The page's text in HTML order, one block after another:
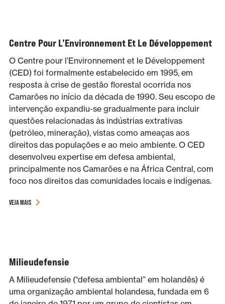
Centre Pour L’Environnement Et Le Développement
O Centre pour l’Environnement et le Développement
(CED) foi formalmente estabelecido em 1995, em
resposta à crise de gestão florestal ocorrida nos
Camarões no início da década de 1990. Seu escopo de
intervenção expandiu-se gradualmente para incluir
questões relacionadas às indústrias extrativas
(petróleo, mineração), vistas como ameaças aos
direitos das populações e ao meio ambiente. O CED
desenvolveu expertise em defesa ambiental,
principalmente nos Camarões e na África Central, com
foco nos direitos das comunidades locais e indígenas.
VEJA MAIS
Milieudefensie
A Milieudefensie (“defesa ambiental” em holandês) é
uma organização ambiental holandesa, fundada em 6